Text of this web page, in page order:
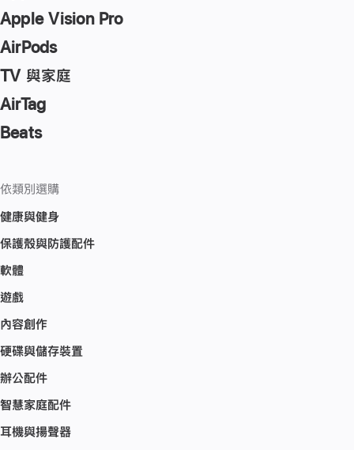
Apple Vision Pro
AirPods
TV 與家庭
AirTag
Beats
依類別選購
健康與健身
保護殼與防護配件
軟體
遊戲
內容創作
硬碟與儲存裝置
辦公配件
智慧家庭配件
耳機與揚聲器